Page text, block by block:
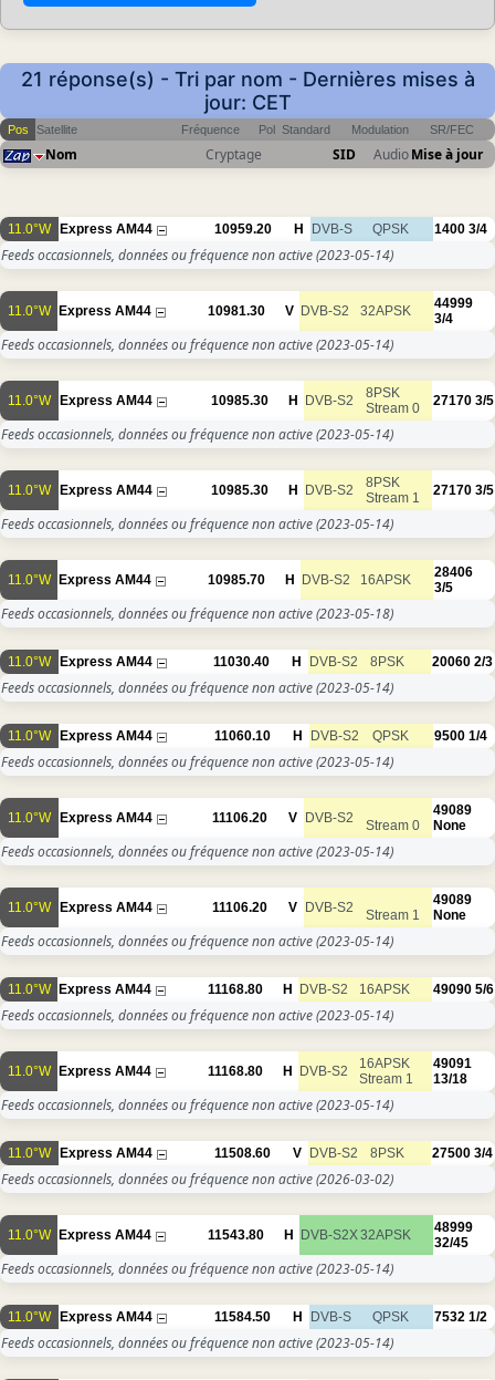
21 réponse(s) - Tri par nom - Dernières mises à
jour: CET
Pos Satellite Fréquence Pol Standard Modulation SR/FEC
Nom Cryptage SID AudioMise à jour
11.0°W Express AM44 10959.20 H DVB-S QPSK 1400 3/4
Feeds occasionnels, données ou fréquence non active(2023-05-14)
11.0°W Express AM44 10981.30 V DVB-S2 32APSK
44999
3/4
Feeds occasionnels, données ou fréquence non active(2023-05-14)
11.0°W Express AM44 10985.30 H DVB-S2
8PSK
Stream 0
27170 3/5
Feeds occasionnels, données ou fréquence non active(2023-05-14)
11.0°W Express AM44 10985.30 H DVB-S2
8PSK
Stream 1
27170 3/5
Feeds occasionnels, données ou fréquence non active(2023-05-14)
11.0°W Express AM44 10985.70 H DVB-S2 16APSK
28406
3/5
Feeds occasionnels, données ou fréquence non active(2023-05-18)
11.0°W Express AM44 11030.40 H DVB-S2 8PSK 20060 2/3
Feeds occasionnels, données ou fréquence non active(2023-05-14)
11.0°W Express AM44 11060.10 H DVB-S2 QPSK 9500 1/4
Feeds occasionnels, données ou fréquence non active(2023-05-14)
11.0°W Express AM44 11106.20 V DVB-S2 Stream 0
49089
None
Feeds occasionnels, données ou fréquence non active(2023-05-14)
11.0°W Express AM44 11106.20 V DVB-S2 Stream 1
49089
None
Feeds occasionnels, données ou fréquence non active(2023-05-14)
11.0°W Express AM44 11168.80 H DVB-S2 16APSK 49090 5/6
Feeds occasionnels, données ou fréquence non active(2023-05-14)
11.0°W Express AM44 11168.80 H DVB-S2
16APSK
Stream 1
49091
13/18
Feeds occasionnels, données ou fréquence non active(2023-05-14)
11.0°W Express AM44 11508.60 V DVB-S2 8PSK 27500 3/4
Feeds occasionnels, données ou fréquence non active(2026-03-02)
11.0°W Express AM44 11543.80 H DVB-S2X32APSK
48999
32/45
Feeds occasionnels, données ou fréquence non active(2023-05-14)
11.0°W Express AM44 11584.50 H DVB-S QPSK 7532 1/2
Feeds occasionnels, données ou fréquence non active(2023-05-14)